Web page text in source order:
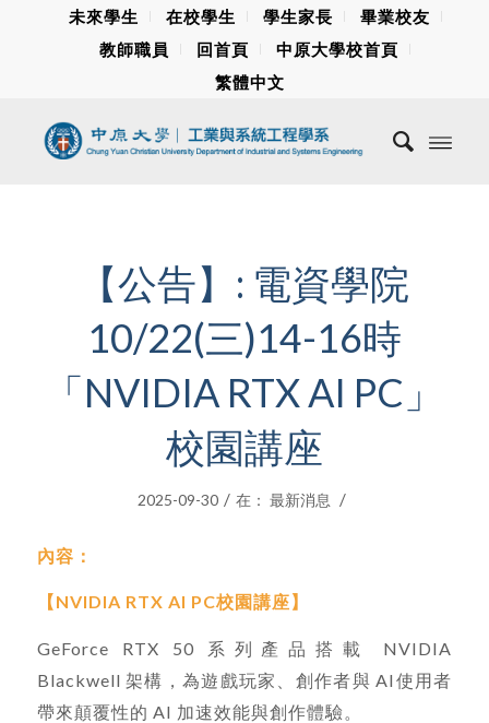
未來學生 在校學生 學生家長
畢業校友
教師職員
回首頁
中原大學校首頁
繁體中文
【公告】: 電資學院
10/22(三)14-16時
「NVIDIA RTX AI PC」
校園講座
2025-09-30 / 在： 最新消息 /
內容：
【NVIDIA RTX AI PC校園講座】
GeForce RTX 50 系列產品搭載 NVIDIA
Blackwell 架構，為遊戲玩家、創作者與 AI使用者
帶來顛覆性的 AI 加速效能與創作體驗。